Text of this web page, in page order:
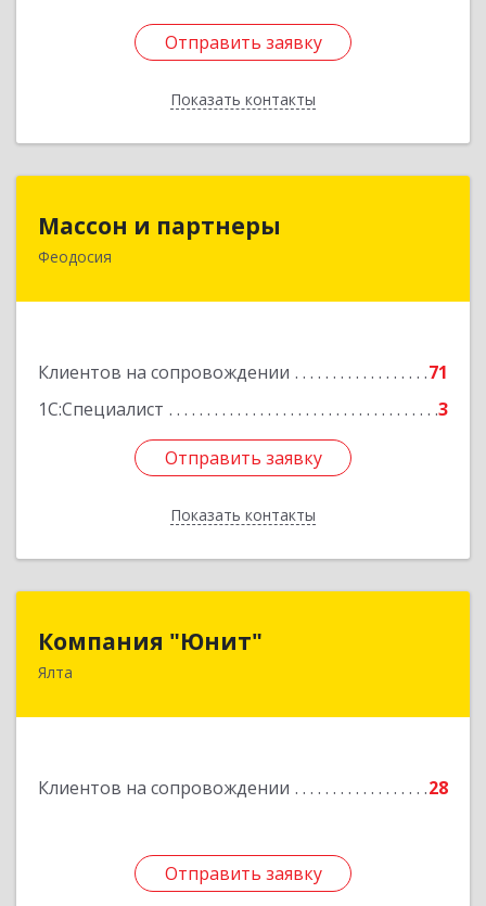
Отправить заявку
Показать контакты
Отправить заявку
Назад
Массон и партнеры
Феодосия
Клиентов на сопровождении
71
1С:Специалист
3
Отправить заявку
Показать контакты
298112, Крым Респ, Феодосия г, Крымская ул,
Отправить заявку
Назад
Компания "Юнит"
Ялта
Клиентов на сопровождении 28
Отправить заявку
298600, Крым Респ, Ялта г, Васильева ул, дом №
Отправить заявку